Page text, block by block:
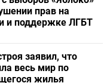
прав на
и поддержке ЛГБТ
заявил, что
весь мир по
жилья